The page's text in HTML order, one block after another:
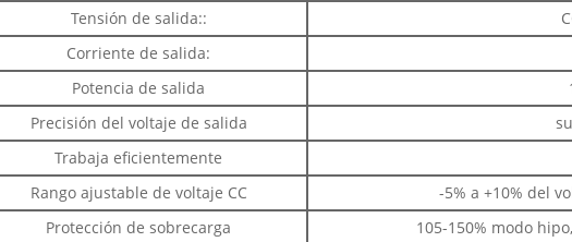
Tensión de salida::
Corriente de salida:
Potencia de salida
Precisión del voltaje de salida
Trabaja eficientemente
Rango ajustable de voltaje CC
-5% a +10% del
Protección de sobrecarga
105-150% modo